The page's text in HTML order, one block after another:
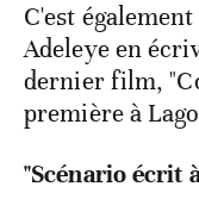
C'est
Adeleye en
dernier film,
première à
"Scénario écrit